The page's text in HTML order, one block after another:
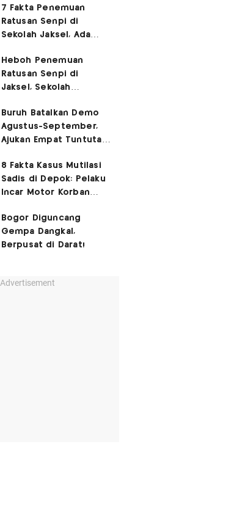
7 Fakta Penemuan
Ratusan Senpi di
Sekolah Jaksel, Ada
Ruang Bunker
Heboh Penemuan
Ratusan Senpi di
Jaksel, Sekolah
Kegiatan Eskul
Menembak
Buruh Batalkan Demo
Agustus-September,
Ajukan Empat Tuntutan
8 Fakta Kasus Mutilasi
Sadis di Depok: Pelaku
Incar Motor Korban
Bogor Diguncang
Gempa Dangkal,
Berpusat di Darat!
Advertisement